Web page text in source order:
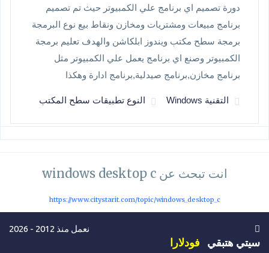
دورة تصميم اي برنامج علي الكمبيوتر حيث تم تصميم
برنامج مبيعات ومشتريات ومخازن ونقاط بيع نوع البرمجة
برمجة سطح مكتب ويندوز ابلكاشن والهدف تعليم برمجة
الكمبيوتر وصنع اي برنامج يعمل علي الكمبيوتر مثل
برنامج مخازن,برنامج صيدلية,برنامج ادارة وهكذا
التقنية Windows النوع تطبيقات سطح المكتب
انت تبحث عن windows desktop c
https://www.citystarit.com/topic/windows_desktop_c
نعمل منذ 2012 - 2026
سيتي هتبقي فودلارا